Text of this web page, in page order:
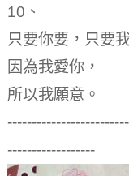
10、
只要你要，只要
因為我愛你，
所以我願意。
------------------